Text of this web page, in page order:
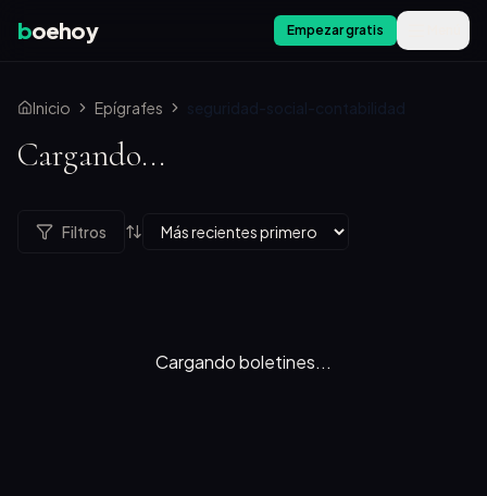
boehoy Empezar gratis
Inicio Epígrafes seguridad-social-contabilidad
Cargando...
Filtros
Cargando boletines...